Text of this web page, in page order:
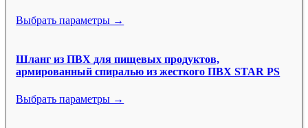
Выбрать параметры →
Шланг из ПВХ для пищевых продуктов,
армированный спиралью из жесткого ПВХ STAR PS
Выбрать параметры →